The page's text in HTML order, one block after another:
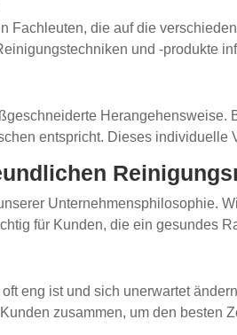
Fachleuten, die auf die
und -produkte
entspricht. Dieses
Unternehmensphilosophie.
für Kunden, die ein gesundes
eng ist und sich unerwartet
zusammen, um den besten